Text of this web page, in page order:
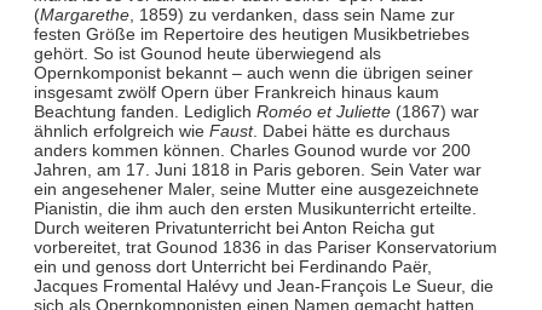
(Margarethe, 1859) zu verdanken, dass sein Name zur
festen Größe im Repertoire des heutigen Musikbetriebes
gehört. So ist Gounod heute überwiegend als
Opernkomponist bekannt – auch wenn die übrigen seiner
insgesamt zwölf Opern über Frankreich hinaus kaum
Beachtung fanden. Lediglich Roméo et Juliette(1867) war
ähnlich erfolgreich wie Faust. Dabei hätte es durchaus
anders kommen können. Charles Gounod wurde vor 200
Jahren, am 17. Juni 1818 in Paris geboren. Sein Vater war
ein angesehener Maler, seine Mutter eine ausgezeichnete
Pianistin, die ihm auch den ersten Musikunterricht erteilte.
Durch weiteren Privatunterricht bei Anton Reicha gut
vorbereitet, trat Gounod 1836 in das Pariser Konservatorium
ein und genoss dort Unterricht bei Ferdinando Paër,
Jacques Fromental Halévy und Jean-François Le Sueur, die
sich als Opernkomponisten einen Namen gemacht hatten.